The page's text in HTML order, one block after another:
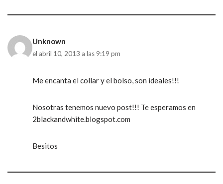
Unknown
el abril 10, 2013 a las 9:19 pm
Me encanta el collar y el bolso, son ideales!!!
Nosotras tenemos nuevo post!!! Te esperamos en
2blackandwhite.blogspot.com
Besitos